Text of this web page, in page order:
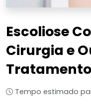
Escoliose
Cirurgia e
Tempo estimado